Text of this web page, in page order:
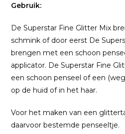
Gebruik:
De Superstar Fine Glitter Mix
schmink of door eerst De
brengen met een schoon
applicator. De Superstar Fine
een schoon penseel of een
op de huid of in het haar.
Voor het maken van een
daarvoor bestemde penseeltje.